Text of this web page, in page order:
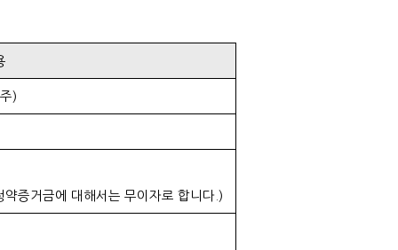
)
증거금에 대해서는 무이자로 합니다.)